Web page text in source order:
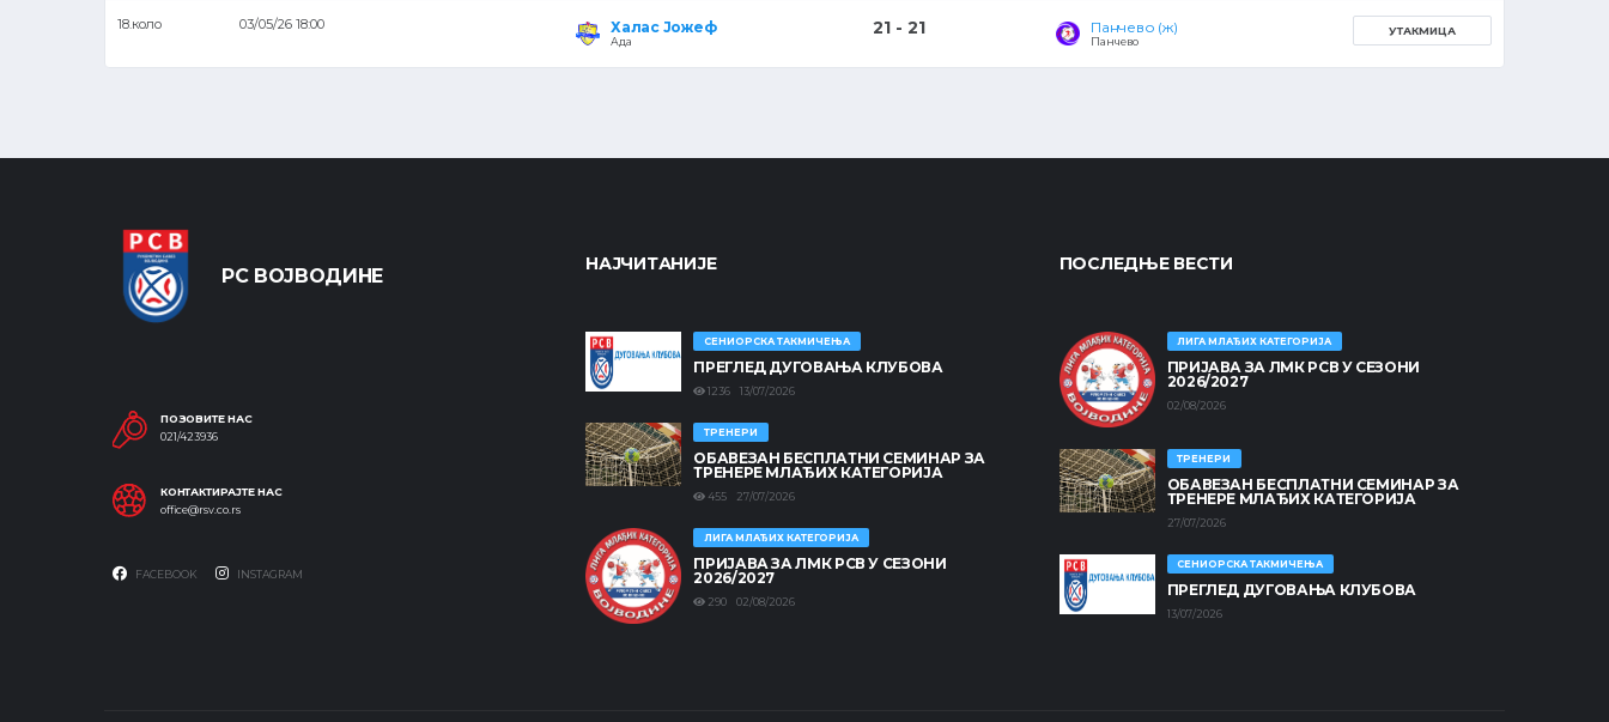
18.коло 03/05/26 18:00 Халас Јожеф
Ада
21 - 21 Панчево (ж)
Панчево
УТАКМИЦА
РС ВОЈВОДИНЕ
ПОЗОВИТЕ НАС
021/423936
КОНТАКТИРАЈТЕ НАС
office@rsv.co.rs
FACEBOOK INSTAGRAM
НАЈЧИТАНИЈЕ
СЕНИОРСКА ТАКМИЧЕЊА
ПРЕГЛЕД ДУГОВАЊА КЛУБОВА
1236 13/07/2026
ТРЕНЕРИ
ОБАВЕЗАН БЕСПЛАТНИ СЕМИНАР ЗА
ТРЕНЕРЕ МЛАЂИХ КАТЕГОРИЈА
455 27/07/2026
ЛИГА МЛАЂИХ КАТЕГОРИЈА
ПРИЈАВА ЗА ЛМК РСВ У СЕЗОНИ
2026/2027
290 02/08/2026
ПОСЛЕДЊЕ ВЕСТИ
ЛИГА МЛАЂИХ КАТЕГОРИЈА
ПРИЈАВА ЗА ЛМК РСВ У СЕЗОНИ
2026/2027
02/08/2026
ТРЕНЕРИ
ОБАВЕЗАН БЕСПЛАТНИ СЕМИНАР ЗА
ТРЕНЕРЕ МЛАЂИХ КАТЕГОРИЈА
27/07/2026
СЕНИОРСКА ТАКМИЧЕЊА
ПРЕГЛЕД ДУГОВАЊА КЛУБОВА
13/07/2026